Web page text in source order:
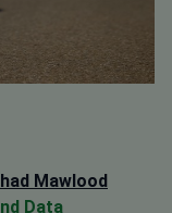
Mawlood
Data